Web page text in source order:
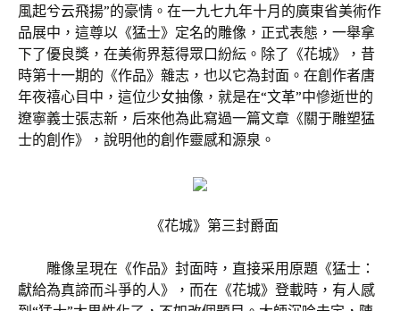
風起兮云飛揚”的豪情。在一九七九年十月的廣東省美術作
品展中，這尊以《猛士》定名的雕像，正式表態，一舉拿
下了優良獎，在美術界惹得眾口紛紜。除了《花城》，昔
時第十一期的《作品》雜志，也以它為封面。在創作者唐
年夜禧心目中，這位少女抽像，就是在“文革”中慘逝世的
遼寧義士張志新，后來他為此寫過一篇文章《關于雕塑猛
士的創作》，說明他的創作靈感和源泉。
《花城》第三封爵面
雕像呈現在《作品》封面時，直接采用原題《猛士：
獻給為真諦而斗爭的人》，而在《花城》登載時，有人感